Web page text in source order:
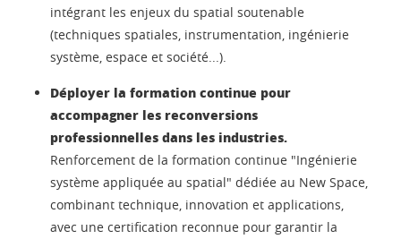
intégrant les enjeux du spatial soutenable
(techniques spatiales, instrumentation, ingénierie
système, espace et société...).
Déployer la formation continue pour
accompagner les reconversions
professionnelles dans les industries.
Renforcement de la formation continue "Ingénierie
système appliquée au spatial" dédiée au New Space,
combinant technique, innovation et applications,
avec une certification reconnue pour garantir la